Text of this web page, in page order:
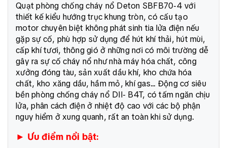
Quạt phòng chống cháy nổ Deton SBFB70-4 với
thiết kế kiểu hướng trục khung tròn, có cấu tạo
motor chuyên biệt không phát sinh tia lửa điện nếu
gặp sự cố, phù hợp sử dụng để hút khí thải, hút mùi,
cấp khí tươi, thông gió ở những nơi có môi trường dễ
gây ra sự cố cháy nổ như nhà máy hóa chất, công
xưởng đóng tàu, sản xuất dầu khí, kho chứa hóa
chất, kho xăng dầu, hầm mỏ, khí gas... Động cơ siêu
bền phòng chống cháy nổ DII- B4T, có tấm ngăn chịu
lửa, phân cách điện ở nhiệt độ cao với các bộ phận
nguy hiểm ở xung quanh, rất an toàn khi sử dụng.
► Ưu điểm nổi bật: